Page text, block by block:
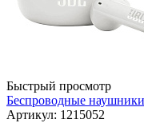
Быстрый просмотр
Беспроводные
Артикул: 1215052